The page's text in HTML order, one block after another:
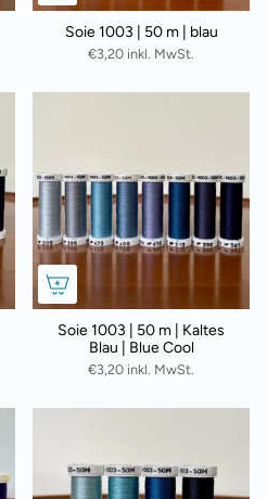
Soie 1003 | 50 m | blau
€3,20 inkl. MwSt.
Soie 1003 | 50 m | Kaltes
Blau | Blue Cool
€3,20 inkl. MwSt.